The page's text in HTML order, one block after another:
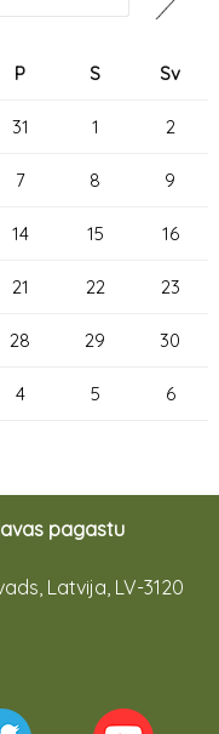
P S Sv
31 1 2
7 8 9
14 15 16
21 22 23
28 29 30
4 5 6
pagastu
Latvija, LV-3120